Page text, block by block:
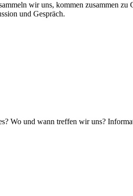
wir uns, kommen zusammen zu
und Gespräch.
Wo und wann treffen wir uns?